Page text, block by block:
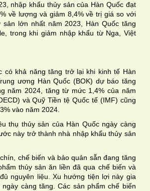
nhập khẩu thủy sản của Hàn Quốc đạt
về lượng và giảm 8,4% về trị giá so với
lớn nhất năm 2023, Hàn Quốc tăng
trong khi giảm nhập khẩu từ Nga, Việt
có khả năng tăng trở lại khi kinh tế Hàn
ương Hàn Quốc (BOK) dự báo tăng
năm 2024, tăng từ mức 1,4% của năm
và Quỹ Tiền tệ Quốc tế (IMF) cũng
vào năm 2024.
thụ thủy sản của Hàn Quốc ngày càng
này trở thành nhà nhập khẩu thủy sản
chế biến và bảo quản sẵn đang tăng
thủy sản ăn liền đã qua chế biến và
nguyên liệu. Xu hướng tiện lợi này gia
càng tăng. Các sản phẩm chế biến